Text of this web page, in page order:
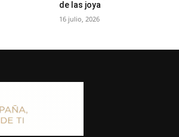
de las joya
16 julio, 2026